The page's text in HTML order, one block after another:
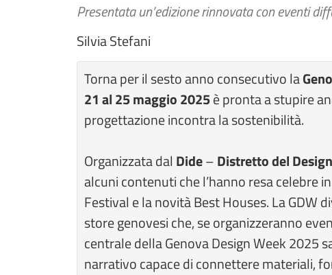
Presentata un’edizione rinnovata con eventi
Silvia Stefani
Torna per il sesto anno consecutivo la
21 al 25 maggio 2025è pronta a stupire
progettazione incontra la sostenibilità.
Organizzata dal Dide–Distretto del
alcuni contenuti che l’hanno resa celebre
Festival e la novità Best Houses. La
store genovesi che, se organizzeranno
centrale della Genova Design Week 2025
narrativo capace di connettere materiali,